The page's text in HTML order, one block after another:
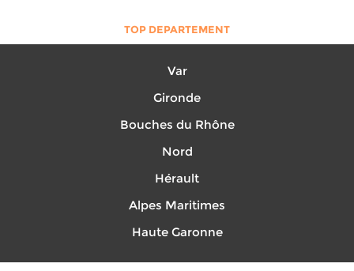
TOP DEPARTEMENT
Var
Gironde
Bouches du Rhône
Nord
Hérault
Alpes Maritimes
Haute Garonne